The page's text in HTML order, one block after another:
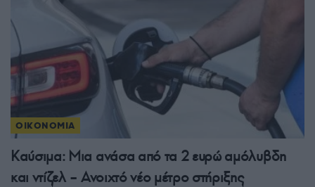
ΟΙΚΟΝΟΜΙΑ
Καύσιμα: Μια ανάσα από τα 2 ευρώ αμόλυβδη
και ντίζελ – Ανοιχτό νέο μέτρο στήριξης